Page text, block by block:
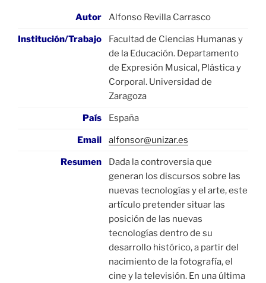
Autor Alfonso Revilla Carrasco
Institución/Trabajo
Facultad de Ciencias Humanas y
de la Educación. Departamento
de Expresión Musical, Plástica y
Corporal. Universidad de
Zaragoza
País España
Email alfonsor@unizar.es
Resumen
Dada la controversia que
generan los discursos sobre las
nuevas tecnologías y el arte, este
artículo pretender situar las
posición de las nuevas
tecnologías dentro de su
desarrollo histórico, a partir del
nacimiento de la fotografía, el
cine y la televisión. En una última